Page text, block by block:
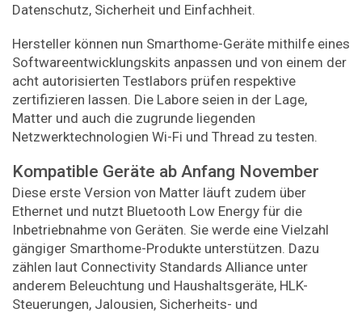
Datenschutz, Sicherheit und Einfachheit.
Hersteller können nun Smarthome-Geräte mithilfe eines
Softwareentwicklungskits anpassen und von einem der
acht autorisierten Testlabors prüfen respektive
zertifizieren lassen. Die Labore seien in der Lage,
Matter und auch die zugrunde liegenden
Netzwerktechnologien Wi-Fi und Thread zu testen.
Kompatible Geräte ab Anfang November
Diese erste Version von Matter läuft zudem über
Ethernet und nutzt Bluetooth Low Energy für die
Inbetriebnahme von Geräten. Sie werde eine Vielzahl
gängiger Smarthome-Produkte unterstützen. Dazu
zählen laut Connectivity Standards Alliance unter
anderem Beleuchtung und Haushaltsgeräte, HLK-
Steuerungen, Jalousien, Sicherheits- und